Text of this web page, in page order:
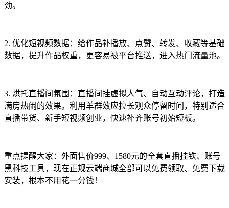
劲。
2. 优化短视频数据：给作品补播放、点赞、转发、收藏等基础
数据，提升作品权重，更容易被平台推送，进入热门流量池。
3. 烘托直播间氛围：直播间挂虚拟人气、自动互动评论，打造
满房热闹的效果。利用羊群效应拉长观众停留时间，特别适合
直播带货、新手短视频创业，快速补齐账号初始短板。
重点提醒大家：外面售价999、1580元的全套直播挂铁、账号
黑科技工具，现在正规云端商城全部可以免费领取、免费下载
安装，根本不用花一分钱！